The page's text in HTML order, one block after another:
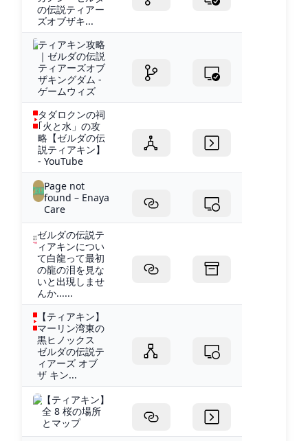
の伝説ティアー
ズオブザキ...
ティアキン攻略
｜ゼルダの伝説
ティアーズオブ
ザキングダム -
ゲームウィズ
タダロクンの祠
｢火と水」の攻
略【ゼルダの伝
説ティアキン】
- YouTube
Page not
found – Enaya
Care
ゼルダの伝説テ
ィアキンについ
て白龍って最初
の龍の泪を見な
いと出現しませ
んか......
【ティアキン】
マーリン湾東の
黒ヒノックス
ゼルダの伝説テ
ィアーズ オブ
ザ キン...
【ティアキン】
全 8 桜の場所
とマップ